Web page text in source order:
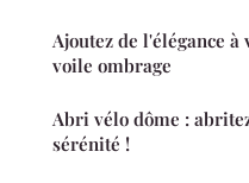
Ajoutez de l'élégance
voile ombrage
Abri vélo dôme :
sérénité !